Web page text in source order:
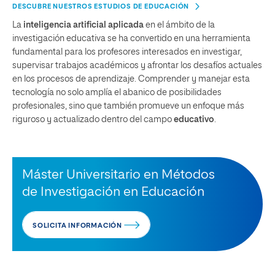
DESCUBRE NUESTROS ESTUDIOS DE EDUCACIÓN
La inteligencia artificial aplicada en el ámbito de la
investigación educativa se ha convertido en una herramienta
fundamental para los profesores interesados en investigar,
supervisar trabajos académicos y afrontar los desafíos actuales
en los procesos de aprendizaje. Comprender y manejar esta
tecnología no solo amplía el abanico de posibilidades
profesionales, sino que también promueve un enfoque más
riguroso y actualizado dentro del campo educativo
Máster Universitario en Métodos
de Investigación en Educación
SOLICITA INFORMACIÓN